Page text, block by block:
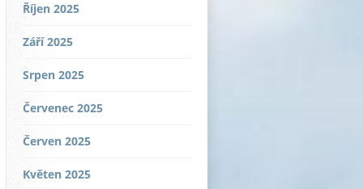
Říjen 2025
Září 2025
Srpen 2025
Červenec 2025
Červen 2025
Květen 2025